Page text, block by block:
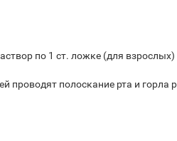
по 1 ст. ложке (для взрослых)
проводят полоскание рта и горла